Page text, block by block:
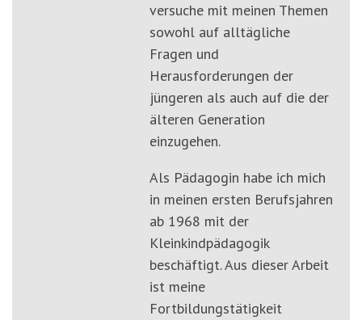
versuche mit meinen Themen
sowohl auf alltägliche
Fragen und
Herausforderungen der
jüngeren als auch auf die der
älteren Generation
einzugehen.
Als Pädagogin habe ich mich
in meinen ersten Berufsjahren
ab 1968 mit der
Kleinkindpädagogik
beschäftigt. Aus dieser Arbeit
ist meine
Fortbildungstätigkeit